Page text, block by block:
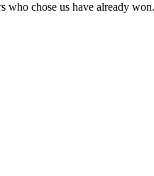
who chose us have already won.